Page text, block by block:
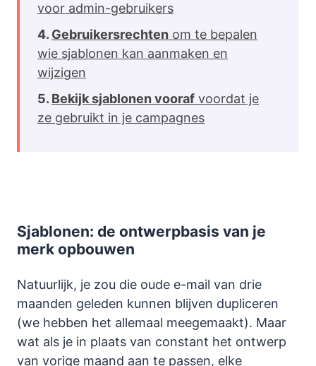
voor admin-gebruikers
Gebruikersrechten om te bepalen
wie sjablonen kan aanmaken en
wijzigen
Bekijk sjablonen vooraf voordat je
ze gebruikt in je campagnes
Sjablonen: de ontwerpbasis van je
merk opbouwen
Natuurlijk, je zou die oude e-mail van drie
maanden geleden kunnen blijven dupliceren
(we hebben het allemaal meegemaakt). Maar
wat als je in plaats van constant het ontwerp
van vorige maand aan te passen, elke